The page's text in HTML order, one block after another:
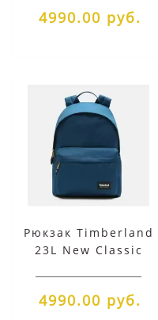
4990.00 руб.
Рюкзак Timberland
23L New Classic
4990.00 руб.